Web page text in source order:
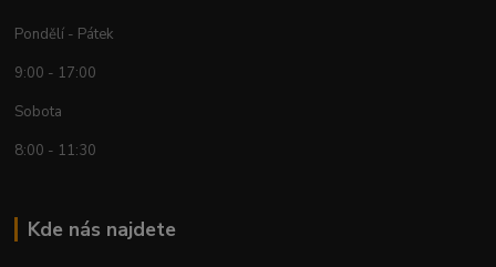
Pondělí - Pátek
9:00 - 17:00
Sobota
8:00 - 11:30
Kde nás najdete